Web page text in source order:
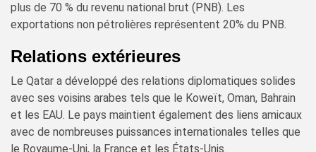
plus de 70 % du revenu national brut (PNB). Les
exportations non pétrolières représentent 20% du PNB.
Relations extérieures
Le Qatar a développé des relations diplomatiques solides
avec ses voisins arabes tels que le Koweït, Oman, Bahrain
et les EAU. Le pays maintient également des liens amicaux
avec de nombreuses puissances internationales telles que
le Royaume-Uni, la France et les États-Unis.